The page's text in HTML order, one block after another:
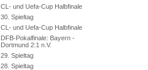
CL- und Uefa-Cup Halbfinale
30. Spieltag
CL- und Uefa-Cup Halbfinale
DFB-Pokalfinale: Bayern -
Dortmund 2:1 n.V.
29. Spieltag
28. Spieltag